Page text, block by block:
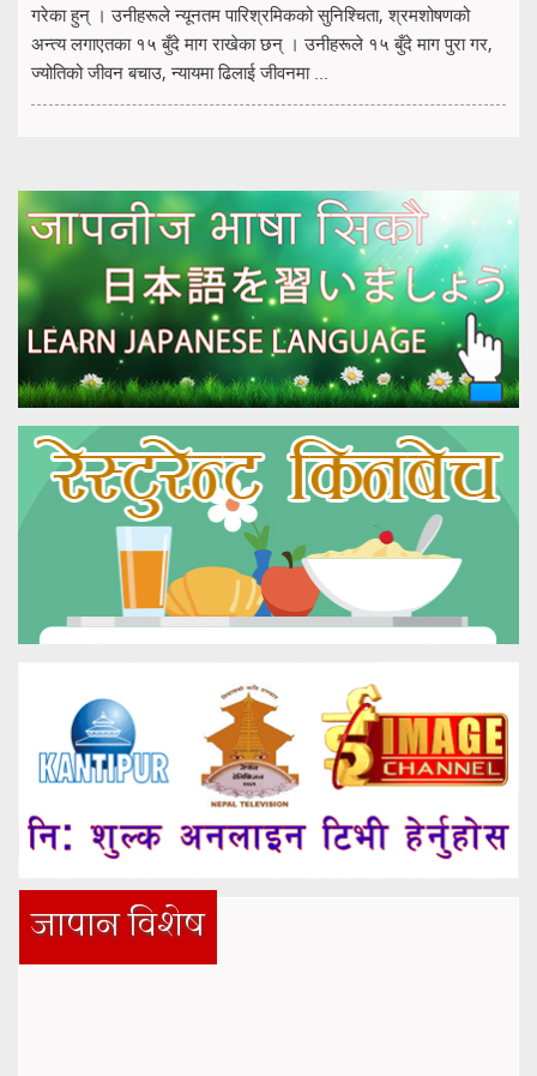
गरेका हुन् । उनीहरूले न्यूनतम पारिश्रमिकको सुनिश्चिता, श्रमशोषणको
अन्त्य लगाएतका १५ बुँदे माग राखेका छन् । उनीहरूले १५ बुँदे माग पुरा गर,
ज्योतिको जीवन बचाउ, न्यायमा ढिलाई जीवनमा ...
जापान विशेष